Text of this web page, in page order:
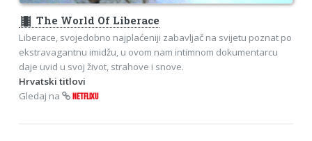
theaters The World Of Liberace
Liberace, svojedobno najplaćeniji zabavljač na svijetu poznat po
ekstravagantnu imidžu, u ovom nam intimnom dokumentarcu
daje uvid u svoj život, strahove i snove.
Hrvatski titlovi
Gledaj na
NETFLIXU